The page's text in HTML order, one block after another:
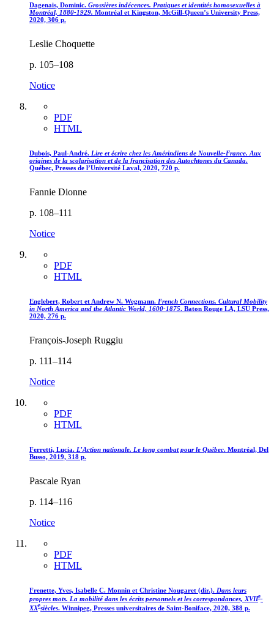
Dagenais, Dominic. Grossières indécences. Pratiques et identités homosexuelles à
Montréal, 1880-1929. Montréal et Kingston, McGill-Queen’s University Press,
2020, 306 p.
Leslie Choquette
p. 105–108
Notice
PDF
HTML
Dubois, Paul-André. Lire et écrire chez les Amérindiens de Nouvelle-France. Aux
origines de la scolarisation et de la francisation des Autochtones du Canada.
Québec, Presses de l’Université Laval, 2020, 720 p.
Fannie Dionne
p. 108–111
Notice
PDF
HTML
Englebert, Robert et Andrew N. Wegmann. French Connections. Cultural Mobility
in North America and the Atlantic World, 1600-1875. Baton Rouge LA, LSU Press,
2020, 276 p.
François-Joseph Ruggiu
p. 111–114
Notice
PDF
HTML
Ferretti, Lucia. L’Action nationale. Le long combat pour le Québec. Montréal, Del
Busso, 2019, 318 p.
Pascale Ryan
p. 114–116
Notice
PDF
HTML
Frenette, Yves, Isabelle C. Monnin et Christine Nougaret (dir.). Dans leurs
propres mots. La mobilité dans les écrits personnels et les correspondances, XVIIe-
XXesiècles. Winnipeg, Presses universitaires de Saint-Boniface, 2020, 388 p.